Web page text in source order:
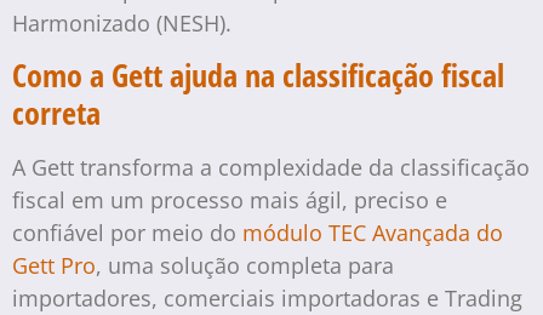
Harmonizado (NESH).
Como a Gett ajuda na classificação fiscal
correta
A Gett transforma a complexidade da classificação
fiscal em um processo mais ágil, preciso e
confiável por meio do módulo TEC Avançada do
Gett Pro, uma solução completa para
importadores, comerciais importadoras e Trading